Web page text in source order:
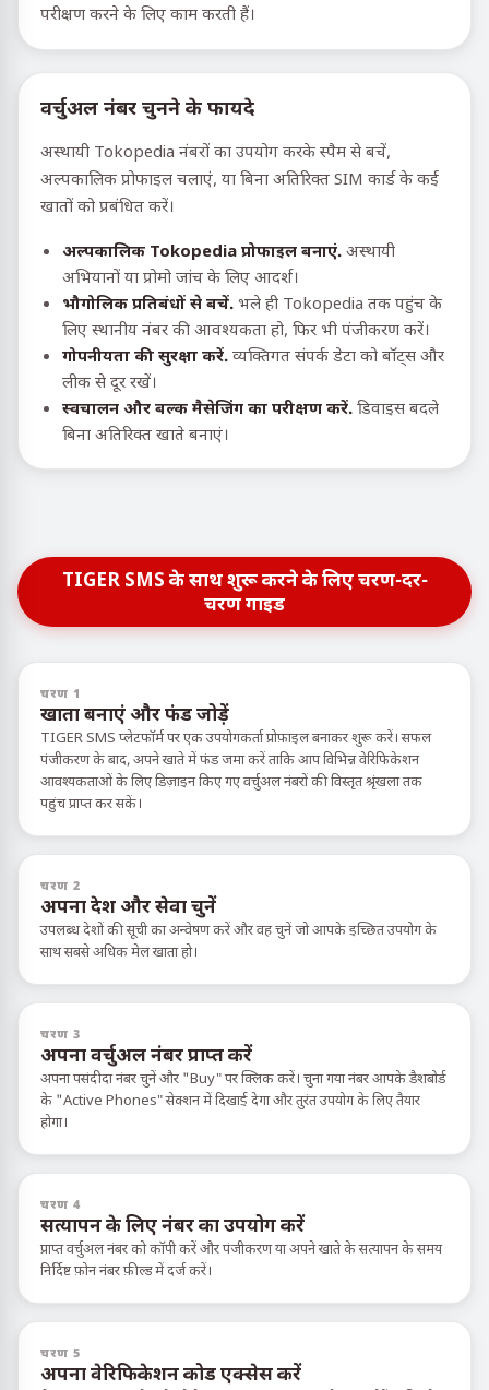
परीक्षण करने के लिए काम करती हैं।
वर्चुअल नंबर चुनने के फायदे
अस्थायी Tokopedia नंबरों का उपयोग करके स्पैम से बचें,
अल्पकालिक प्रोफाइल चलाएं, या बिना अतिरिक्त SIM कार्ड के कई
खातों को प्रबंधित करें।
अल्पकालिक Tokopedia प्रोफाइल बनाएं. अस्थायी
अभियानों या प्रोमो जांच के लिए आदर्श।
भौगोलिक प्रतिबंधों से बचें. भले ही Tokopedia तक पहुंच के
लिए स्थानीय नंबर की आवश्यकता हो, फिर भी पंजीकरण करें।
गोपनीयता की सुरक्षा करें. व्यक्तिगत संपर्क डेटा को बॉट्स और
लीक से दूर रखें।
स्वचालन और बल्क मैसेजिंग का परीक्षण करें. डिवाइस बदले
बिना अतिरिक्त खाते बनाएं।
TIGER SMS के साथ शुरू करने के लिए चरण-दर-
चरण गाइड
चरण 1
खाता बनाएं और फंड जोड़ें
TIGER SMS प्लेटफॉर्म पर एक उपयोगकर्ता प्रोफ़ाइल बनाकर शुरू करें। सफल
पंजीकरण के बाद, अपने खाते में फंड जमा करें ताकि आप विभिन्न वेरिफिकेशन
आवश्यकताओं के लिए डिज़ाइन किए गए वर्चुअल नंबरों की विस्तृत श्रृंखला तक
पहुंच प्राप्त कर सकें।
चरण 2
अपना देश और सेवा चुनें
उपलब्ध देशों की सूची का अन्वेषण करें और वह चुनें जो आपके इच्छित उपयोग के
साथ सबसे अधिक मेल खाता हो।
चरण 3
अपना वर्चुअल नंबर प्राप्त करें
अपना पसंदीदा नंबर चुनें और "Buy" पर क्लिक करें। चुना गया नंबर आपके डैशबोर्ड
के "Active Phones" सेक्शन में दिखाई देगा और तुरंत उपयोग के लिए तैयार
होगा।
चरण 4
सत्यापन के लिए नंबर का उपयोग करें
प्राप्त वर्चुअल नंबर को कॉपी करें और पंजीकरण या अपने खाते के सत्यापन के समय
निर्दिष्ट फ़ोन नंबर फ़ील्ड में दर्ज करें।
चरण 5
अपना वेरिफिकेशन कोड एक्सेस करें